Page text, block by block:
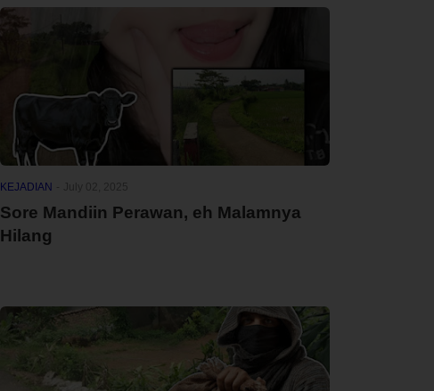
KEJADIAN
Sore Mandiin Perawan, eh Malamnya
Hilang